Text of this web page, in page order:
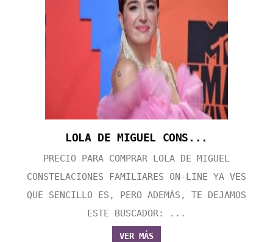
LOLA DE MIGUEL CONS...
PRECIO PARA COMPRAR LOLA DE MIGUEL
CONSTELACIONES FAMILIARES ON-LINE YA VES
QUE SENCILLO ES, PERO ADEMÁS, TE DEJAMOS
ESTE BUSCADOR: ...
VER MÁS